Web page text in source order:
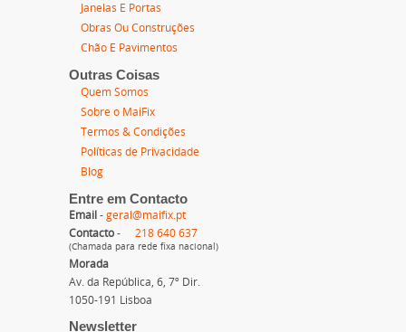
Janelas E Portas
Obras Ou Construções
Chão E Pavimentos
Outras Coisas
Quem Somos
Sobre o MaiFix
Termos & Condições
Políticas de Privacidade
Blog
Entre em Contacto
Email - geral@maifix.pt
Contacto - 218 640 637
(Chamada para rede fixa nacional)
Morada
Av. da República, 6, 7º Dir.
1050-191 Lisboa
Newsletter